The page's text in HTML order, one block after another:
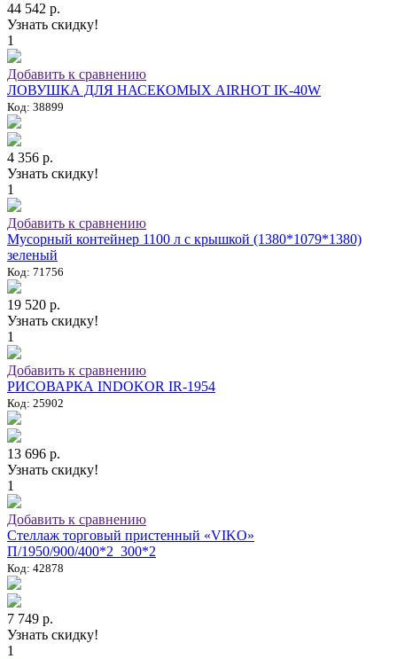
44 542 р.
Узнать скидку!
1
Добавить к сравнению
ЛОВУШКА ДЛЯ НАСЕКОМЫХ AIRHOT IK-40W
Код: 38899
4 356 р.
Узнать скидку!
1
Добавить к сравнению
Мусорный контейнер 1100 л с крышкой (1380*1079*1380)
зеленый
Код: 71756
19 520 р.
Узнать скидку!
1
Добавить к сравнению
РИСОВАРКА INDOKOR IR-1954
Код: 25902
13 696 р.
Узнать скидку!
1
Добавить к сравнению
Стеллаж торговый пристенный «VIKO»
П/1950/900/400*2_300*2
Код: 42878
7 749 р.
Узнать скидку!
1